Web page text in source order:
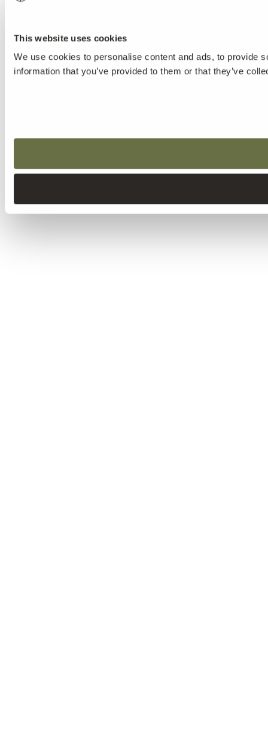
This website uses cookies
We use cookies to personalise content and ads, to provide
information that you’ve provided to them or that they’ve